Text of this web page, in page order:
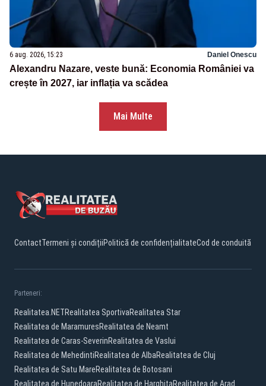
6 aug. 2026, 15:23 Daniel Onescu
Alexandru Nazare, veste bună: Economia României va
crește în 2027, iar inflația va scădea
Mai Multe
ContactTermeni și condițiiPolitică de confidențialitateCod de conduită
Parteneri:
Realitatea.NETRealitatea SportivaRealitatea Star
Realitatea de MaramuresRealitatea de Neamt
Realitatea de Caras-SeverinRealitatea de Vaslui
Realitatea de MehedintiRealitatea de AlbaRealitatea de Cluj
Realitatea de Satu MareRealitatea de Botosani
Realitatea de HunedoaraRealitatea de HarghitaRealitatea de Arad